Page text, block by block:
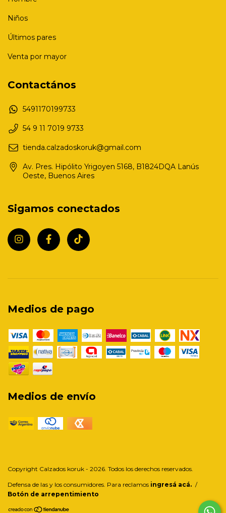
Niños
Últimos pares
Venta por mayor
Contactános
5491170199733
54 9 11 7019 9733
tienda.calzadoskoruk@gmail.com
Av. Pres. Hipólito Yrigoyen 5168, B1824DQA Lanús
Oeste, Buenos Aires
Sigamos conectados
Medios de pago
Medios de envío
Copyright Calzados koruk - 2026. Todos los derechos reservados.
Defensa de las y los consumidores. Para reclamos ingresá acá. /
Botón de arrepentimiento